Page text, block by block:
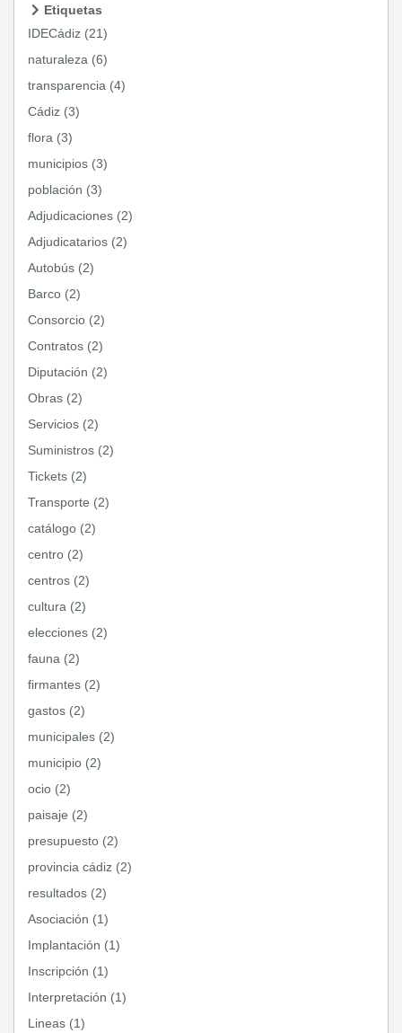
Etiquetas
IDECádiz (21)
naturaleza (6)
transparencia (4)
Cádiz (3)
flora (3)
municipios (3)
población (3)
Adjudicaciones (2)
Adjudicatarios (2)
Autobús (2)
Barco (2)
Consorcio (2)
Contratos (2)
Diputación (2)
Obras (2)
Servicios (2)
Suministros (2)
Tickets (2)
Transporte (2)
catálogo (2)
centro (2)
centros (2)
cultura (2)
elecciones (2)
fauna (2)
firmantes (2)
gastos (2)
municipales (2)
municipio (2)
ocio (2)
paisaje (2)
presupuesto (2)
provincia cádiz (2)
resultados (2)
Asociación (1)
Implantación (1)
Inscripción (1)
Interpretación (1)
Lineas (1)